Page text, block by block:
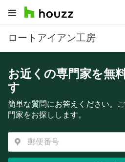
ロートアイアン工房
お近くの専門家を無
す
簡単な質問にお答えください。
門家をお探しします。